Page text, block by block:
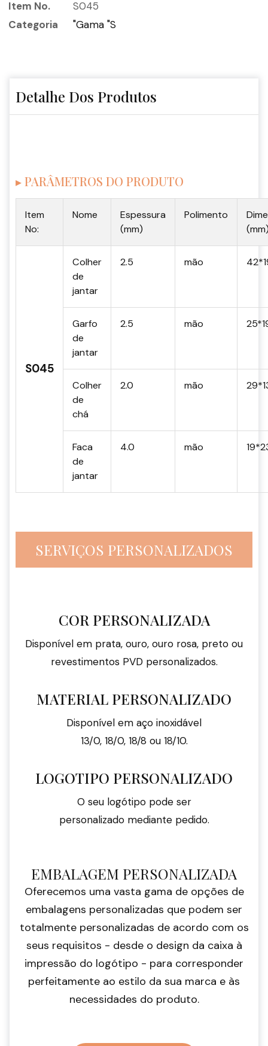
Item No.
S045
Categoria
"Gama "S
Detalhe Dos Produtos
▸ PARÂMETROS DO PRODUTO
Item
No:
Nome
Espessura
(mm)
Polimento
S045
Colher
de
jantar
2.5 mão
Garfo
de
jantar
2.5 mão
Colher
de
chá
2.0 mão
Faca
de
jantar
4.0 mão
SERVIÇOS PERSONALIZADOS
COR PERSONALIZADA
Disponível em prata, ouro, ouro rosa, preto ou
revestimentos PVD personalizados.
MATERIAL PERSONALIZADO
Disponível em aço inoxidável
13/0, 18/0, 18/8 ou 18/10.
LOGOTIPO PERSONALIZADO
O seu logótipo pode ser
personalizado mediante pedido.
EMBALAGEM PERSONALIZADA
Oferecemos uma vasta gama de opções de
embalagens personalizadas que podem ser
totalmente personalizadas de acordo com os
seus requisitos - desde o design da caixa à
impressão do logótipo - para corresponder
perfeitamente ao estilo da sua marca e às
necessidades do produto.